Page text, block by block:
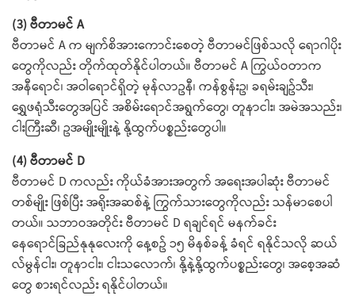
(3) ဗီတာမင် A
ဗီတာမင် A က မျက်စိအားကောင်းစေတဲ့ ဗီတာမင်ဖြစ်သလို ရောဂါပိုး
တွေကိုလည်း တိုက်ထုတ်နိုင်ပါတယ်။ ဗီတာမင် A ကြွယ်ဝတာက
အနီရောင်၊ အဝါရောင်ရှိတဲ့ မုန်လာဥနီ၊ ကန်စွန်းဥ၊ ခရမ်းချဥ်သီး၊
ရွှေဖရုံသီးတွေအပြင် အစိမ်းရောင်အရွက်တွေ၊ တူနာငါး၊ အမဲအသည်း၊
ငါးကြီးဆီ၊ ဥအမျိုးမျိုးနဲ့ နို့ထွက်ပစ္စည်းတွေပါ။
(4) ဗီတာမင် D
ဗီတာမင် D ကလည်း ကိုယ်ခံအားအတွက် အရေးအပါဆုံး ဗီတာမင်
တစ်မျိုး ဖြစ်ပြီး အရိုးအဆစ်နဲ့ ကြွက်သားတွေကိုလည်း သန်မာစေပါ
တယ်။ သဘာဝအတိုင်း ဗီတာမင် D ရချင်ရင် မနက်ခင်း
နေရောင်ခြည်နုနုလေးကို နေ့စဥ် ၁၅ မိနစ်ခန့် ခံရင် ရနိုင်သလို ဆယ်
လ်မွန်ငါး၊ တူနာငါး၊ ငါးသလောက်၊ နို့နဲ့နို့ထွက်ပစ္စည်းတွေ၊ အစေ့အဆံ
တွေ စားရင်လည်း ရနိုင်ပါတယ်။